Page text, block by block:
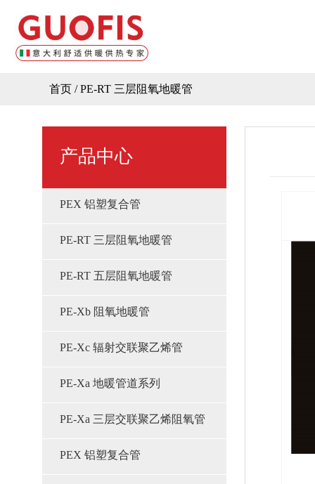
首页 /PE-RT 三层阻氧地暖管
产品中心
PEX 铝塑复合管
PE-RT 三层阻氧地暖管
PE-RT 五层阻氧地暖管
PE-Xb 阻氧地暖管
PE-Xc 辐射交联聚乙烯管
PE-Xa 地暖管道系列
PE-Xa 三层交联聚乙烯阻氧管
PEX 铝塑复合管